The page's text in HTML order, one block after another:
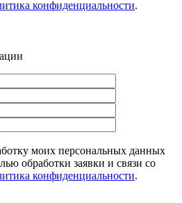
конфиденциальности.
моих персональных данных
обработки заявки и связи со
конфиденциальности.